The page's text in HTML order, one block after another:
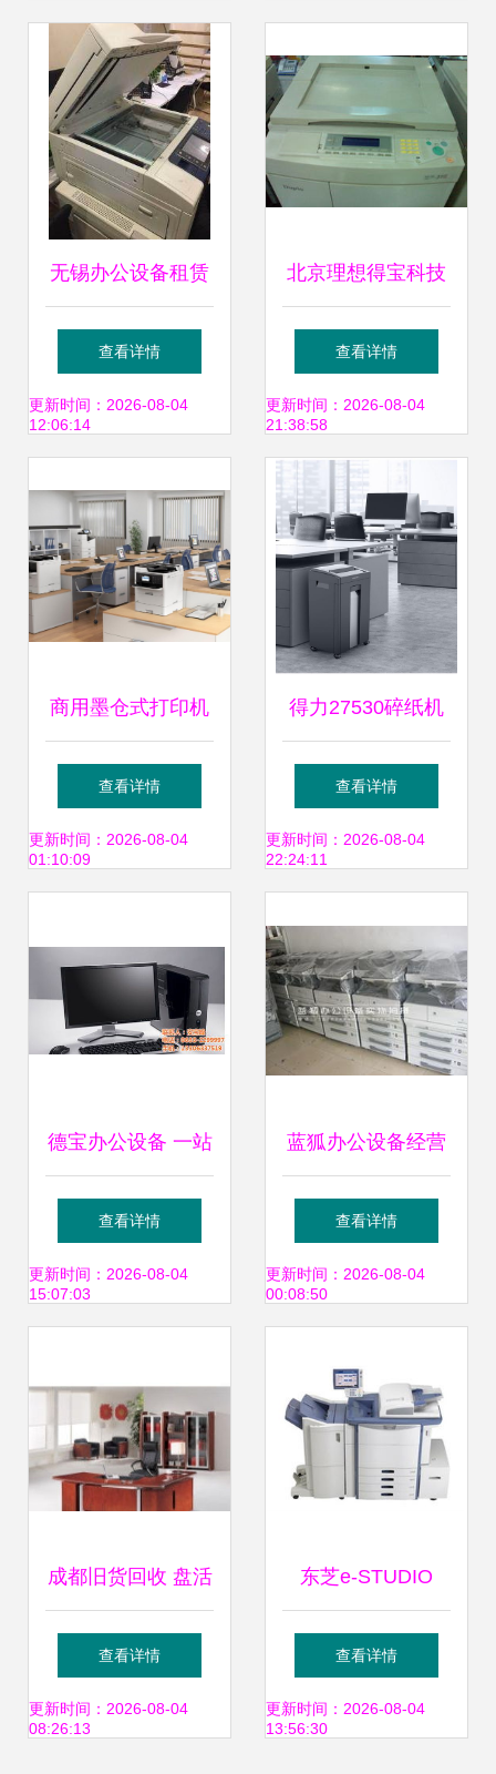
公体验
无锡办公设备租赁
全指南 如何选择靠
谱的服务商？
查看详情
更新时间：2026-08-04
12:06:14
北京理想得宝科技
济南批发部——一
体机办公设备产品
概览
查看详情
更新时间：2026-08-04
21:38:58
商用墨仓式打印机
再升级，打造流畅
办公新体验
查看详情
更新时间：2026-08-04
01:10:09
得力27530碎纸机
办公室大型文件碎
纸机粒状_碎纸机_
德
查看详情
更新时间：2026-08-04
22:24:11
德宝办公设备 一站
式办公解决方案的
领航者
查看详情
更新时间：2026-08-04
15:07:03
蓝狐办公设备经营
部 二手柯美BH系
列复印机，成色如
查看详情
更新时间：2026-08-04
00:08:50
成都旧货回收 盘活
茶楼与办公设备的
隐秘密码
查看详情
更新时间：2026-08-04
08:26:13
东芝e-STUDIO
6530c复印机复合
机 高效办公的新选
查看详情
更新时间：2026-08-04
13:56:30